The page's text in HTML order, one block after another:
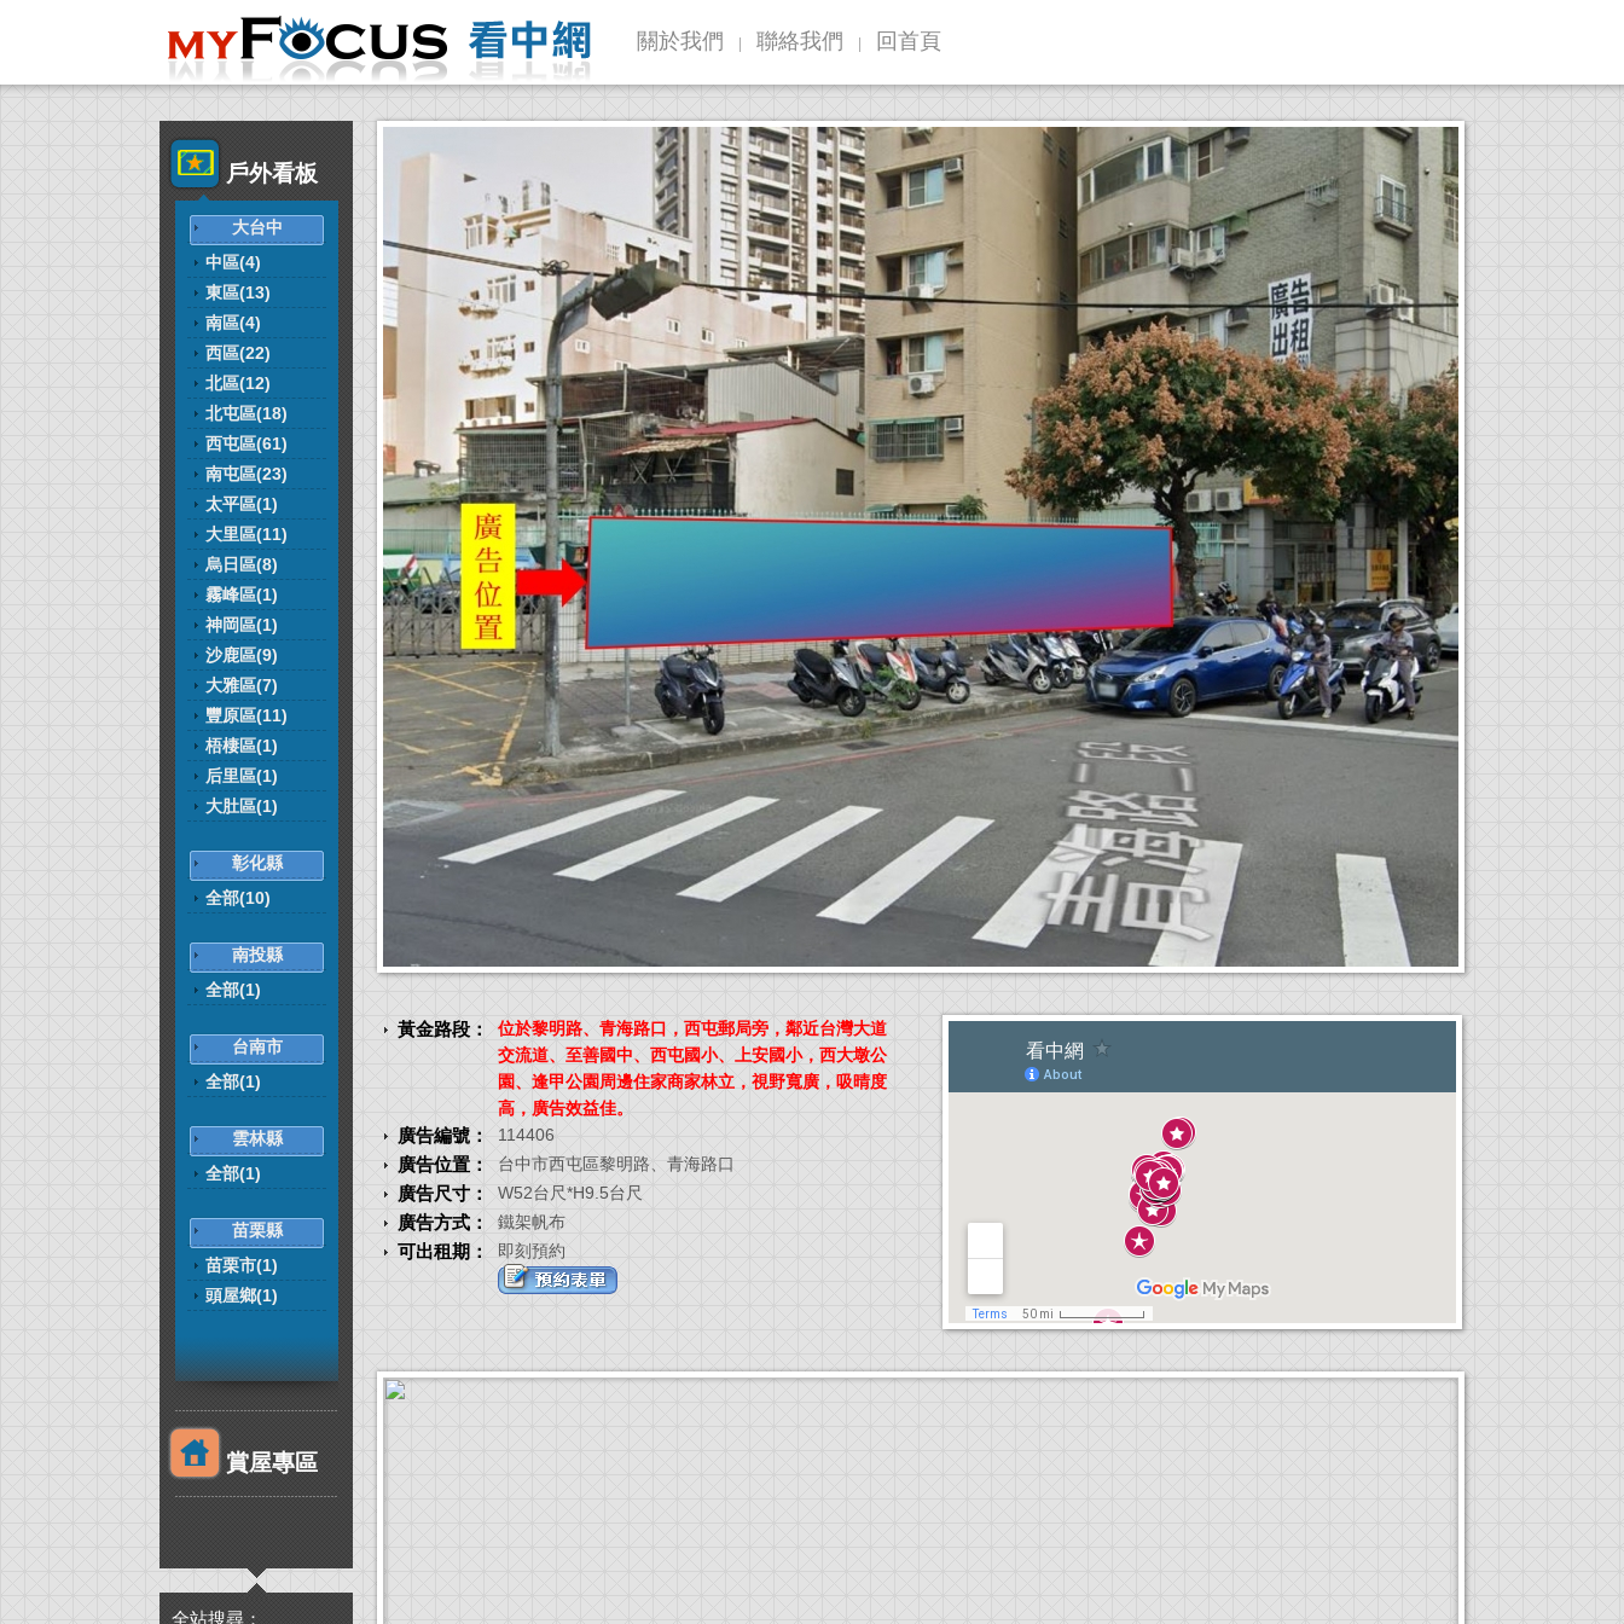
關於我們 聯絡我們 回首頁
戶外看板
大台中
中區(4)
東區(13)
南區(4)
西區(22)
北區(12)
北屯區(18)
西屯區(61)
南屯區(23)
太平區(1)
大里區(11)
烏日區(8)
霧峰區(1)
神岡區(1)
沙鹿區(9)
大雅區(7)
豐原區(11)
梧棲區(1)
后里區(1)
大肚區(1)
彰化縣
全部(10)
南投縣
全部(1)
台南市
全部(1)
雲林縣
全部(1)
苗栗縣
苗栗市(1)
頭屋鄉(1)
賞屋專區
全站搜尋：
黃金路段：
位於黎明路、青海路口，西屯郵局旁，鄰近台灣大道
交流道、至善國中、西屯國小、上安國小，西大墩公
園、逢甲公園周邊住家商家林立，視野寬廣，吸晴度
高，廣告效益佳。
廣告編號： 114406
廣告位置： 台中市西屯區黎明路、青海路口
廣告尺寸： W52台尺*H9.5台尺
廣告方式： 鐵架帆布
可出租期： 即刻預約